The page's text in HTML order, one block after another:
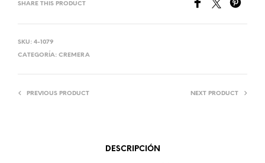
SHARE THIS PRODUCT
SKU: 4-1079
CATEGORÍA: CREMERA
PREVIOUS PRODUCT NEXT PRODUCT
DESCRIPCIÓN